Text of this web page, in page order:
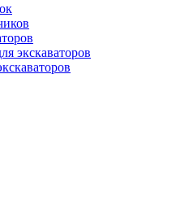
экскаваторов